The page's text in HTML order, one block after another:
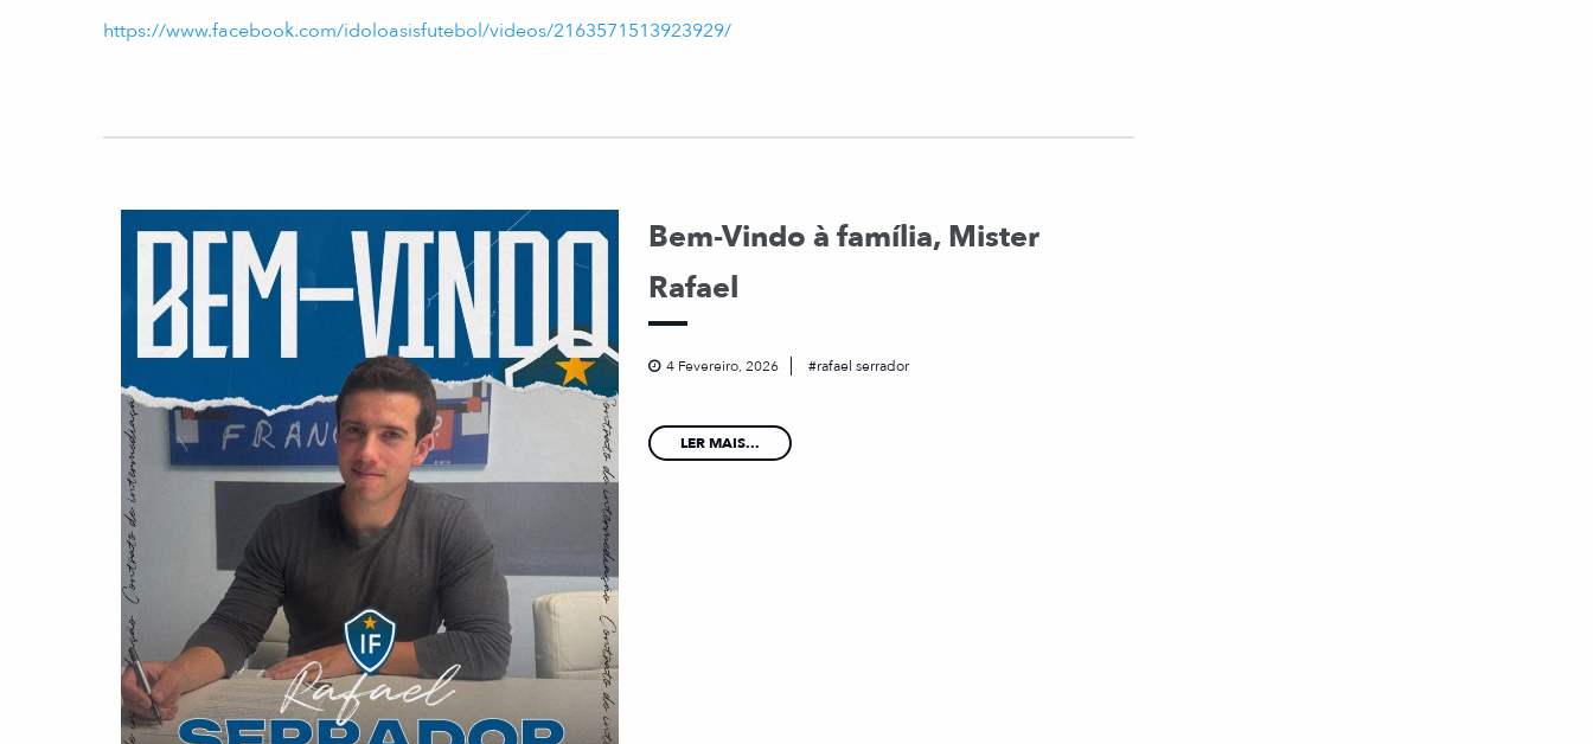
https://www.facebook.com/idoloasisfutebol/videos/2163571513923929/
Bem-Vindo à família, Mister
Rafael
4 Fevereiro, 2026 rafael serrador
LER MAIS...